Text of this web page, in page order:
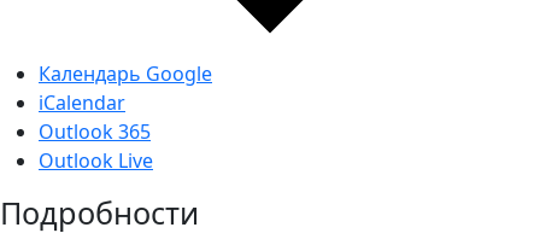
Календарь Google
iCalendar
Outlook 365
Outlook Live
Подробности